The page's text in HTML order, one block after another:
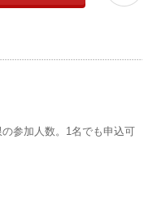
参加人数。1名でも申込可